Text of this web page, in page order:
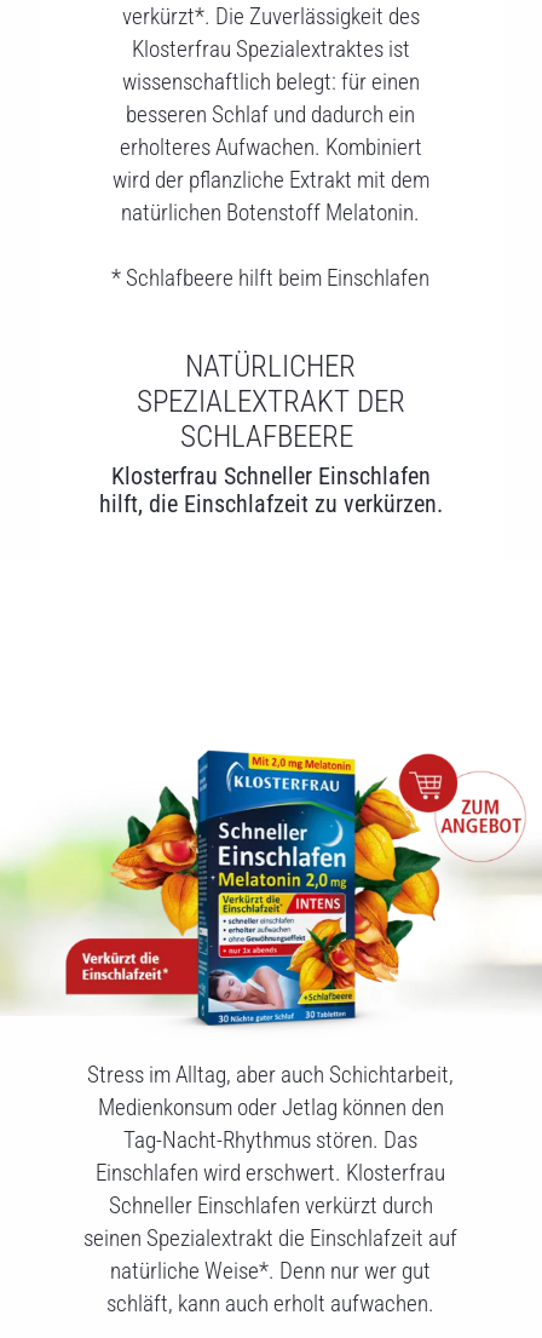
verkürzt*. Die Zuverlässigkeit des
Klosterfrau Spezialextraktes ist
wissenschaftlich belegt: für einen
besseren Schlaf und dadurch ein
erholteres Aufwachen. Kombiniert
wird der pflanzliche Extrakt mit dem
natürlichen Botenstoff Melatonin.
* Schlafbeere hilft beim Einschlafen
NATÜRLICHER
SPEZIALEXTRAKT DER
SCHLAFBEERE
Klosterfrau Schneller Einschlafen
hilft, die Einschlafzeit zu verkürzen.
Stress im Alltag, aber auch Schichtarbeit,
Medienkonsum oder Jetlag können den
Tag-Nacht-Rhythmus stören. Das
Einschlafen wird erschwert. Klosterfrau
Schneller Einschlafen verkürzt durch
seinen Spezialextrakt die Einschlafzeit auf
natürliche Weise*. Denn nur wer gut
schläft, kann auch erholt aufwachen.